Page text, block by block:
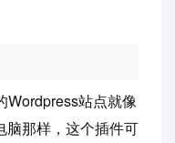
Wordpress站点就像
脑那样，这个插件可